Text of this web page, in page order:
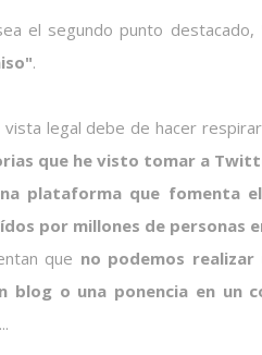
el segundo punto destacado,
.
legal debe de hacer
que he visto tomar a
plataforma que fomenta
por millones de personas
que no podemos
blog o una ponencia en un
...